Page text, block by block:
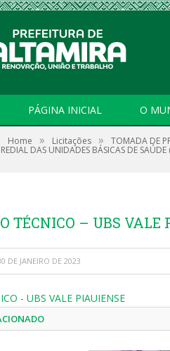
PÁGINA INICIAL O
Home » Licitações » TOMADA DE
DAS UNIDADES BÁSICAS DE
TÉCNICO – UBS VALE
DE JANEIRO DE 2023
- UBS VALE PIAUIENSE